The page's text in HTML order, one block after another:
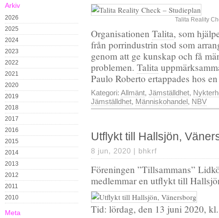
Arkiv
2026
2025
2024
2023
2022
2021
2020
2019
2018
2017
2016
2015
2014
2013
2012
2011
2010
Meta
Talita Reality
Organisationen Talita, som
från porrindustrin stod som
genom att ge kunskap och få
problemen. Talita
Paulo Roberto ertappades hos
Kategori: Allmänt, Jämställdhet,
Jämställdhet, Människohandel, NBV
Utflykt till Hallsjön,
8 jun, 2020 | bhkrf
Föreningen ”Tillsammans”
medlemmar en utflykt till
Tid: lördag, den 13 juni 2020,